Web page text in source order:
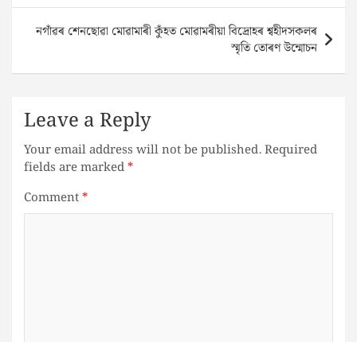
নগাঁৱৰ শেনছোৱা মোৱামাৰী কুঁহত মোৱামৰীয়া বিদ্ৰোহৰ শ্বহীদসকলৰ
স্মৃতি তোৰণ উন্মোচন
Leave a Reply
Your email address will not be published.Required
fields are marked*
Comment*